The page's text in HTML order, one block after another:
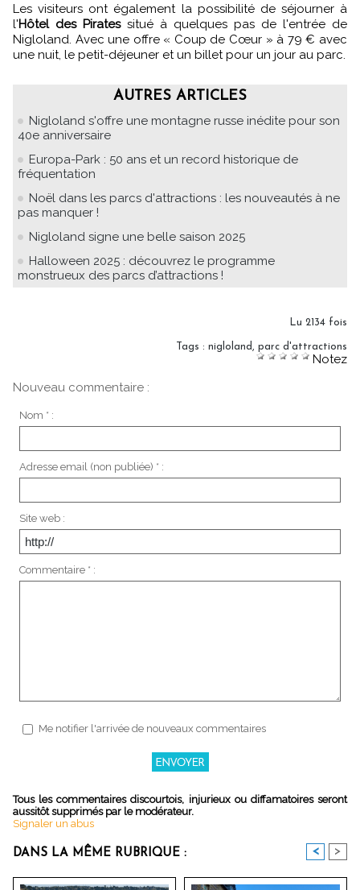
Les visiteurs ont également la possibilité de séjourner à
l'Hôtel des Piratessitué à quelques pas de l'entrée de
Nigloland. Avec une offre « Coup de Cœur » à 79 € avec
une nuit, le petit-déjeuner et un billet pour un jour au parc.
AUTRES ARTICLES
Nigloland s'offre une montagne russe inédite pour son
40e anniversaire
Europa-Park : 50 ans et un record historique de
fréquentation
Noël dans les parcs d'attractions : les nouveautés à ne
pas manquer !
Nigloland signe une belle saison 2025
Halloween 2025 : découvrez le programme
monstrueux des parcs d’attractions !
Lu 2134 fois
Tags : nigloland parc d'attractions
Notez
Nouveau commentaire :
Nom * :
Adresse email (non publiée) * :
Site web :
Commentaire * :
Me notifier l'arrivée de nouveaux commentaires
Tous les commentaires discourtois, injurieux ou diffamatoires seront
aussitôt supprimés par le modérateur.
Signaler un abus
DANS LA MÊME RUBRIQUE : < >